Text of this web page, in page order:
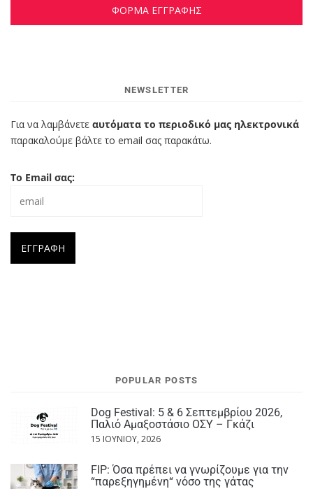
ΦΟΡΜΑ ΕΓΓΡΑΦΗΣ
NEWSLETTER
Για να λαμβάνετε αυτόματα το περιοδικό μας ηλεκτρονικά
παρακαλούμε βάλτε το email σας παρακάτω.
Το Email σας:
POPULAR POSTS
Dog Festival: 5 & 6 Σεπτεμβρίου 2026,
Παλιό Αμαξοστάσιο ΟΣΥ – Γκάζι
15 ΙΟΥΝΊΟΥ, 2026
FIP: Όσα πρέπει να γνωρίζουμε για την
“παρεξηγημένη“ νόσο της γάτας